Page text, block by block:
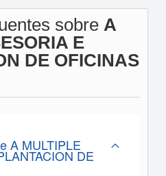
sobre A
E
DE OFICINAS
A MULTIPLE
DE